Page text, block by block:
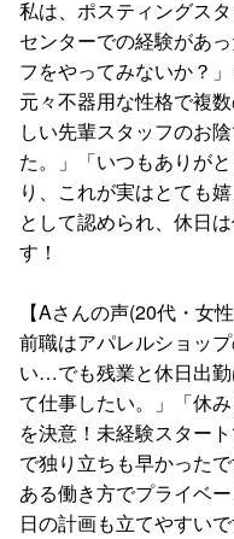
私は、ポスティングス
センターでの経験があ
フをやってみないか？
元々不器用な性格で複
しい先輩スタッフのお
た。」「いつもありが
り、これが実はとても
として認められ、休日
す！
【Aさんの声(20代・女性
前職はアパレルショッ
い…でも残業と休日出
て仕事したい。」「休
を決意！未経験スター
で独り立ちも早かった
ある働き方でプライベ
日の計画も立てやすいで